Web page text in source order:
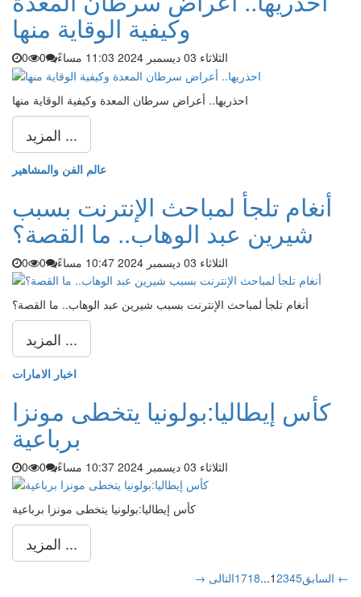
وكيفية الوقاية منها
الثلاثاء 03 ديسمبر 2024 11:03 مساءً 0
0
احذريها.. أعراض سرطان المعدة وكيفية الوقاية منها
المزيد ...
عالم الفن والمشاهير
أنغام تلجأ لمباحث الإنترنت بسبب
شيرين عبد الوهاب.. ما القصة؟
الثلاثاء 03 ديسمبر 2024 10:47 مساءً 0
0
أنغام تلجأ لمباحث الإنترنت بسبب شيرين عبد الوهاب.. ما القصة؟
المزيد ...
اخبار الامارات
كأس إيطاليا:بولونيا يتخطى مونزا
برباعية
الثلاثاء 03 ديسمبر 2024 10:37 مساءً 0
0
كأس إيطاليا:بولونيا يتخطى مونزا برباعية
المزيد ...
→ السابق 12345
...
1718 التالى ←